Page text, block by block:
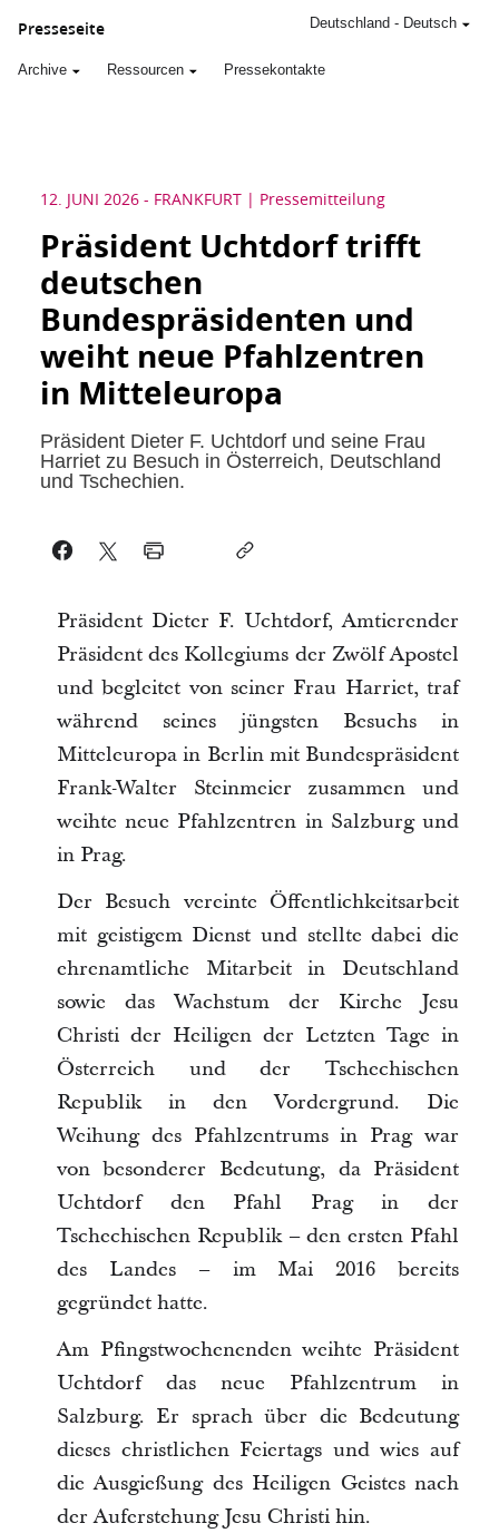
Presseseite
Archive Ressourcen Pressekontakte
Deutschland - Deutsch
12. JUNI 2026 - FRANKFURT Pressemitteilung
Präsident Uchtdorf trifft
deutschen
Bundespräsidenten und
weiht neue Pfahlzentren
in Mitteleuropa
Präsident Dieter F. Uchtdorf und seine Frau
Harriet zu Besuch in Österreich, Deutschland
und Tschechien.
Präsident Dieter F. Uchtdorf, Amtierender
Präsident des Kollegiums der Zwölf Apostel
und begleitet von seiner Frau Harriet, traf
während seines jüngsten Besuchs in
Mitteleuropa in Berlin mit Bundespräsident
Frank-Walter Steinmeier zusammen und
weihte neue Pfahlzentren in Salzburg und
in Prag.
Der Besuch vereinte Öffentlichkeitsarbeit
mit geistigem Dienst und stellte dabei die
ehrenamtliche Mitarbeit in Deutschland
sowie das Wachstum der Kirche Jesu
Christi der Heiligen der Letzten Tage in
Österreich und der Tschechischen
Republik in den Vordergrund. Die
Weihung des Pfahlzentrums in Prag war
von besonderer Bedeutung, da Präsident
Uchtdorf den Pfahl Prag in der
Tschechischen Republik – den ersten Pfahl
des Landes – im Mai 2016 bereits
gegründet hatte.
Am Pfingstwochenenden weihte Präsident
Uchtdorf das neue Pfahlzentrum in
Salzburg. Er sprach über die Bedeutung
dieses christlichen Feiertags und wies auf
die Ausgießung des Heiligen Geistes nach
der Auferstehung Jesu Christi hin.